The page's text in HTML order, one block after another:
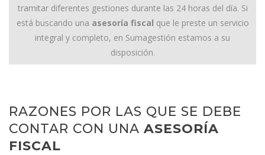
tramitar diferentes gestiones durante las 24 horas del día. Si
está buscando una asesoría fiscal que le preste un servicio
integral y completo, en Sumagestión estamos a su
disposición.
RAZONES POR LAS QUE SE DEBE
CONTAR CON UNA ASESORÍA
FISCAL